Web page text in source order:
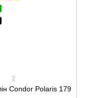
2
Condor Polaris 179